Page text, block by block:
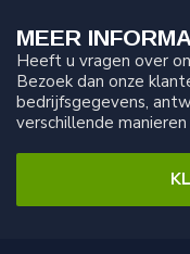
MEER
Heeft u vragen over
Bezoek dan onze
bedrijfsgegevens,
verschillende